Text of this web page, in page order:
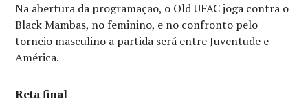
Na abertura da programação, o Old UFAC joga contra o
Black Mambas, no feminino, e no confronto pelo
torneio masculino a partida será entre Juventude e
América.
Reta final